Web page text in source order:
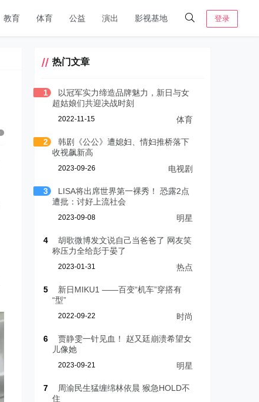
教育 体育 公益 演出 影视基地 登录
热门文章
1
以冠军实力缔造品牌魅力，新日与女
超姑娘们共迎决战时刻
2022-11-15 体育
2
韩剧《公公》遭媳妇、情妇推桥落下
收视飙新高
2023-09-26 电视剧
3
LISA将出席世界第一裸秀！ 恐露2点
遭批：讨好上流社会
2023-09-08 明星
4
胡歌微博发文说自己当爸爸了 网友笑
称压力全给彭于晏了
2023-01-31 热点
5
新日MIKU1 ——百变“机车”穿搭有
“型”
2022-09-22 时尚
6
贾静雯一针见血！ 赵又廷崩溃希望女
儿像她
2023-09-21 明星
7
周渝民生猛缠绵林依晨 猴急HOLD不
住